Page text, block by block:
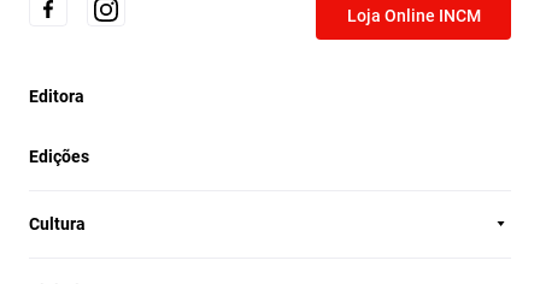
Loja Online INCM
Editora
Edições
Cultura